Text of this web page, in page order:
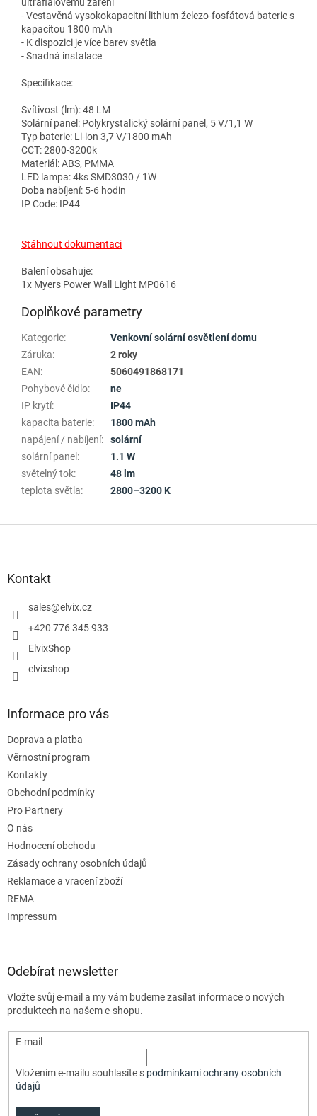
ultrafialovému záření
- Vestavěná vysokokapacitní lithium-železo-fosfátová baterie s
kapacitou 1800 mAh
- K dispozici je více barev světla
- Snadná instalace
Specifikace:
Svítivost (lm): 48 LM
Solární panel: Polykrystalický solární panel, 5 V/1,1 W
Typ baterie: Li-ion 3,7 V/1800 mAh
CCT: 2800-3200k
Materiál: ABS, PMMA
LED lampa: 4ks SMD3030 / 1W
Doba nabíjení: 5-6 hodin
IP Code: IP44
Stáhnout dokumentaci
Balení obsahuje:
1x Myers Power Wall Light MP0616
Doplňkové parametry
Kategorie:
Venkovní solární osvětlení domu
Záruka:
2 roky
EAN:
5060491868171
Pohybové čidlo:
ne
IP krytí:
IP44
kapacita baterie:
1800 mAh
napájení / nabíjení:
solární
solární panel :
1.1 W
světelný tok:
48 lm
teplota světla: 2800–3200 K
Kontakt
sales@elvix.cz
+420 776 345 933
ElvixShop
elvixshop
Informace pro vás
Doprava a platba
Věrnostní program
Kontakty
Obchodní podmínky
Pro Partnery
O nás
Hodnocení obchodu
Zásady ochrany osobních údajů
Reklamace a vracení zboží
REMA
Impressum
Odebírat newsletter
Vložte svůj e-mail a my vám budeme zasílat informace o nových
produktech na našem e-shopu.
E-mail
Vložením e-mailu souhlasíte s podmínkami ochrany osobních
údajů